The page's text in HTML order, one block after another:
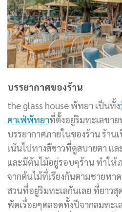
บรรยากาศของร้าน
the glass house พัทยา เป็นทั้ง
คาเฟ่พัทยาที่ตั้งอยู่ริมทะเลชา
บรรยากาศภายในของร้าน ร้าน
เน้นไปทางสีขาวที่ดูสบายตา แ
และมีต้นไม้อยู่รอบๆร้าน ทำให้
จากต้นไม้ที่เรียงกันตามชายหา
สวนที่อยู่ริมทะเลกันเลย ที่ยาว
พัดเรื่อยๆตลอดทั้งปีจากลมทะเ